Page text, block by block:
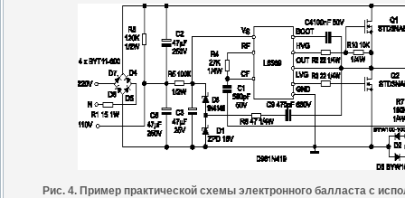
Рис. 4. Пример практической схемы электронного балласта с